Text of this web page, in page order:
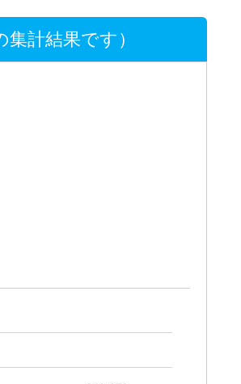
計結果です）